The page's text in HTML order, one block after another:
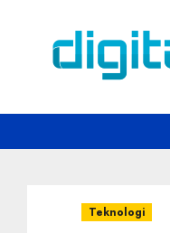
Teknologi